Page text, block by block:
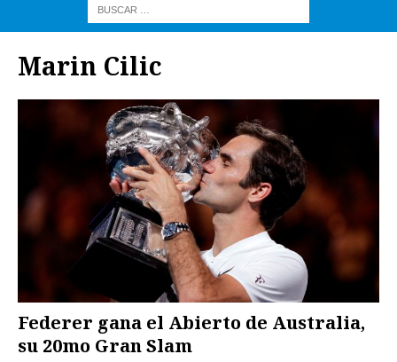
Marin Cilic
Federer gana el Abierto de Australia,
su 20mo Gran Slam